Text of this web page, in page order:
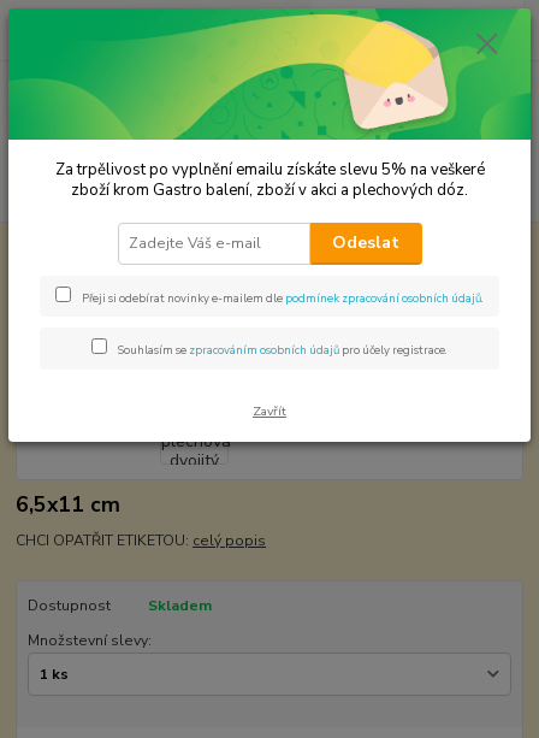
Menu
Hledat
ks
za 0,00 Kč
Plechové dózy - kořenky Kořenka plechová dvojitý uzávěr
Kořenka plechová dvojitý uzávěr
6,5x11 cm
CHCI OPATŘIT ETIKETOU: celý popis
Dostupnost
Skladem
Množstevní slevy:
Za trpělivost po vyplnění emailu získáte slevu 5% na veškeré
zboží krom Gastro balení, zboží v akci a plechových dóz.
Odeslat
Přeji si odebírat novinky e-mailem dle podmínek zpracování osobních údajů
Souhlasím se zpracováním osobních údajů pro účely registrace.
Zavřít